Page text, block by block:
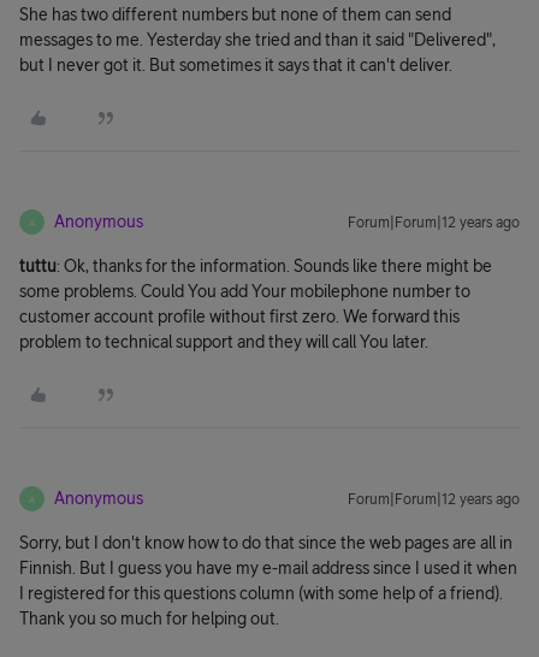
She has two different numbers but none of them can send
messages to me. Yesterday she tried and than it said "Delivered",
but I never got it. But sometimes it says that it can't deliver.
A Anonymous Forum|Forum|12 years ago
tuttu: Ok, thanks for the information. Sounds like there might be
some problems. Could You add Your mobilephone number to
customer account profile without first zero. We forward this
problem to technical support and they will call You later.
A Anonymous Forum|Forum|12 years ago
Sorry, but I don't know how to do that since the web pages are all in
Finnish. But I guess you have my e-mail address since I used it when
I registered for this questions column (with some help of a friend).
Thank you so much for helping out.